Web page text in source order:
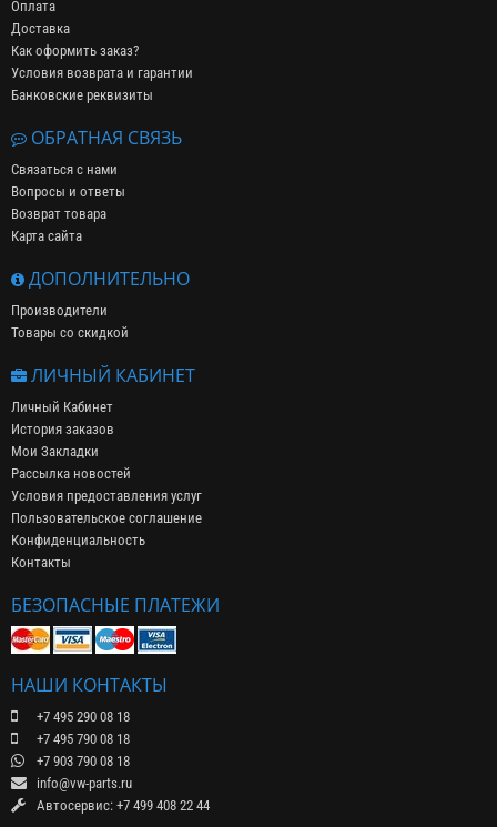
Оплата
Доставка
Как оформить заказ?
Условия возврата и гарантии
Банковские реквизиты
ОБРАТНАЯ СВЯЗЬ
Связаться с нами
Вопросы и ответы
Возврат товара
Карта сайта
ДОПОЛНИТЕЛЬНО
Производители
Товары со скидкой
ЛИЧНЫЙ КАБИНЕТ
Личный Кабинет
История заказов
Мои Закладки
Рассылка новостей
Условия предоставления услуг
Пользовательское соглашение
Конфиденциальность
Контакты
БЕЗОПАСНЫЕ ПЛАТЕЖИ
НАШИ КОНТАКТЫ
+7 495 290 08 18
+7 495 790 08 18
+7 903 790 08 18
info@vw-parts.ru
Автосервис: +7 499 408 22 44